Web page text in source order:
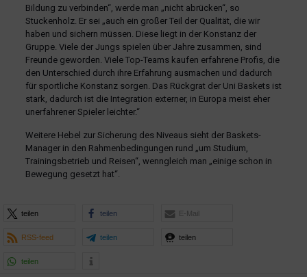
Bildung zu verbinden“, werde man „nicht abrücken“, so
Stuckenholz. Er sei „auch ein großer Teil der Qualität, die wir
haben und sichern müssen. Diese liegt in der Konstanz der
Gruppe. Viele der Jungs spielen über Jahre zusammen, sind
Freunde geworden. Viele Top-Teams kaufen erfahrene Profis, die
den Unterschied durch ihre Erfahrung ausmachen und dadurch
für sportliche Konstanz sorgen. Das Rückgrat der Uni Baskets ist
stark, dadurch ist die Integration externer, in Europa meist eher
unerfahrener Spieler leichter.“
Weitere Hebel zur Sicherung des Niveaus sieht der Baskets-
Manager in den Rahmenbedingungen rund „um Studium,
Trainingsbetrieb und Reisen“, wenngleich man „einige schon in
Bewegung gesetzt hat“.
teilen teilen E-Mail
RSS-feed teilen teilen
teilen